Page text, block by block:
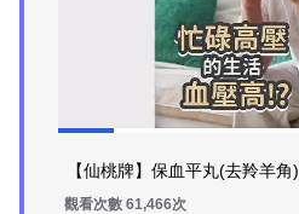
【仙桃牌】保血平丸(去羚羊角)
觀看次數 61,466次